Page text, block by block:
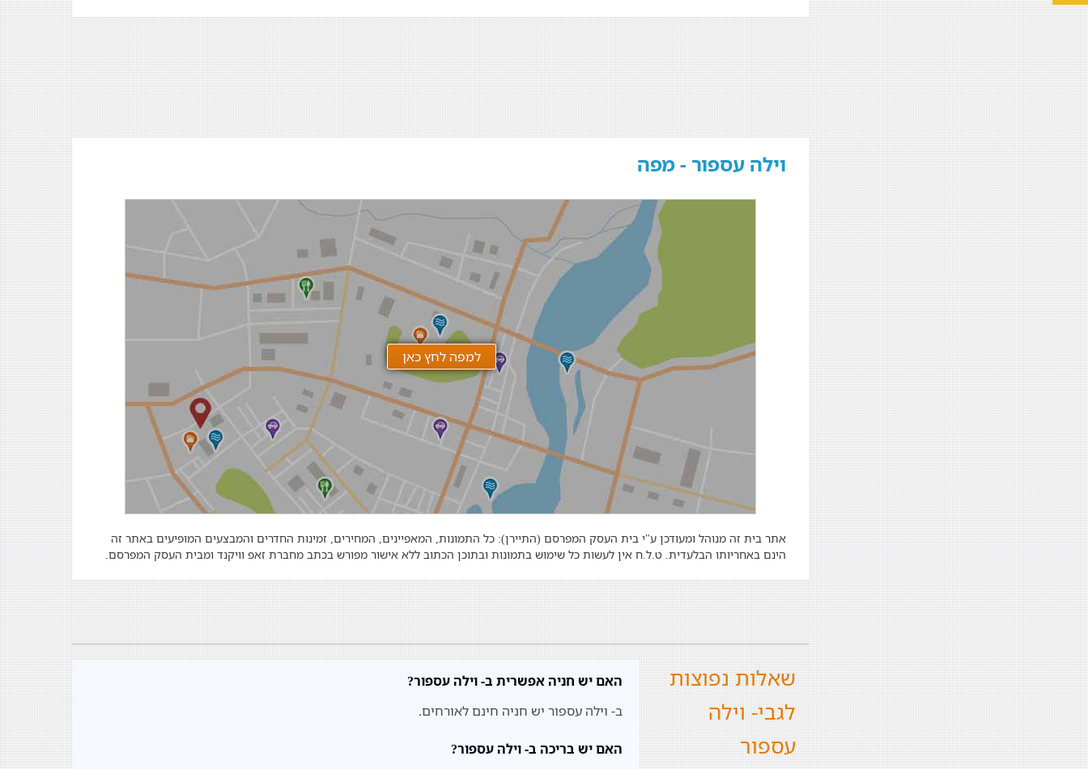
וילה עספור - מפה
אתר בית זה מנוהל ומעודכן ע"י בית העסק המפרסם (התיירן): כל התמונות, המאפיינים, המחירים, זמינות החדרים והמבצעים המופיעים באתר זה
הינם באחריותו הבלעדית. ט.ל.ח אין לעשות כל שימוש בתמונות ובתוכן הכתוב ללא אישור מפורש בכתב מחברת זאפ וויקנד ומבית העסק המפרסם.
שאלות נפוצות
לגבי- וילה
עספור
האם יש חניה אפשרית ב- וילה עספור?
ב- וילה עספור יש חניה חינם לאורחים.
האם יש בריכה ב- וילה עספור?